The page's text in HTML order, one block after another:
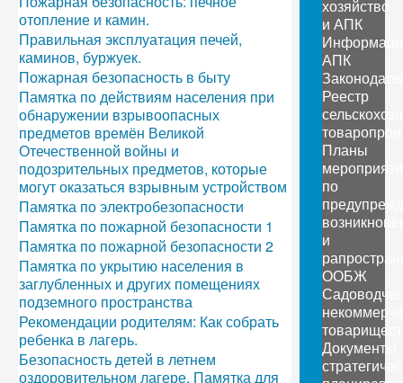
отопление и камин.
Правильная эксплуатация печей,
каминов, буржуек.
Пожарная безопасность в быту
Памятка по действиям населения при
обнаружении взрывоопасных
предметов времён Великой
Отечественной войны и
подозрительных предметов, которые
могут оказаться взрывным устройством
Памятка по электробезопасности
Памятка по пожарной безопасности 1
Памятка по пожарной безопасности 2
Памятка по укрытию населения в
заглубленных и других помещениях
подземного пространства
Рекомендации родителям: Как собрать
ребенка в лагерь.
Безопасность детей в летнем
оздоровительном лагере. Памятка для
хозяйство
и АПК
АПК
Реестр
Планы
по
и
ООБЖ
Документы